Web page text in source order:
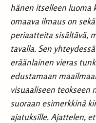
hänen itselleen luoma
omaava ilmaus on
periaatteita sisältävä,
tavalla. Sen
eräänlainen vieras
edustamaan
visuaaliseen teokseen
suoraan esimerkkinä
ajatuksille. Ajattelen,